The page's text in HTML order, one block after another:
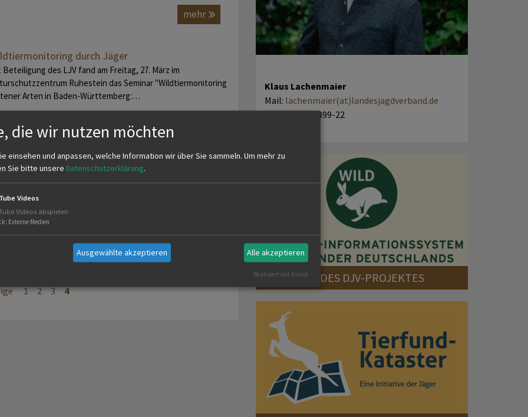
mehr
durch Jäger
Beteiligung des LJV fand am Freitag, 27. März im
Ruhestein das Seminar "Wildtiermonitoring
Arten in Baden-Württemberg:…
Luchs
Sie in diese Augen geblickt?
Ihnen verdächtige Spuren, Rufe oder Risse aufgefallen?
Sie Luchsbeobachtungen unbedingt an das…
1 2 3
4
Klaus Lachenmaier
Mail: lachenmaier(at)landesjagdverband.de
Tel. 0711 995 899-22
ZUR SEITE DES DJV-PROJEKTES
die wir nutzen möchten
einsehen und anpassen, welche Information wir über Sie sammeln. Um mehr zu
Sie bitte unsere Datenschutzerklärung.
Videos
Videos abspielen
: Externe Medien
Ausgewählte akzeptieren Alle akzeptieren
Realisiert mit Klaro!